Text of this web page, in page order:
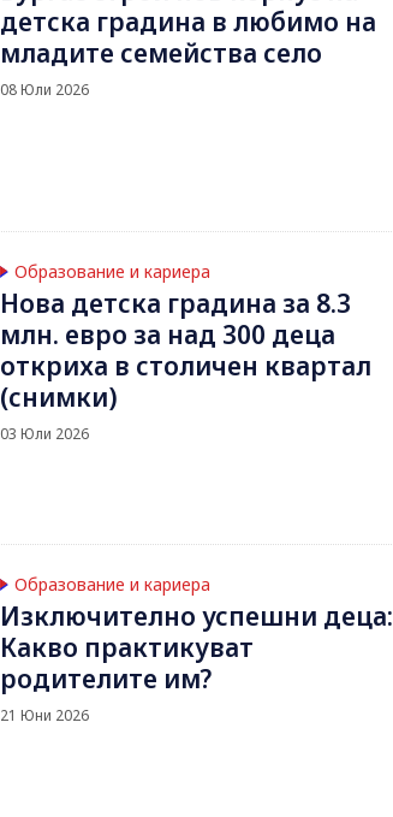
детска градина в любимо на
младите семейства село
08 Юли 2026
Образование и кариера
Нова детска градина за 8.3
млн. евро за над 300 деца
откриха в столичен квартал
(снимки)
03 Юли 2026
Образование и кариера
Изключително успешни деца:
Какво практикуват
родителите им?
21 Юни 2026